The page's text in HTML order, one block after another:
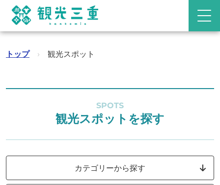
トップ › 観光スポット
SPOTS
観光スポットを探す
カテゴリーから探す